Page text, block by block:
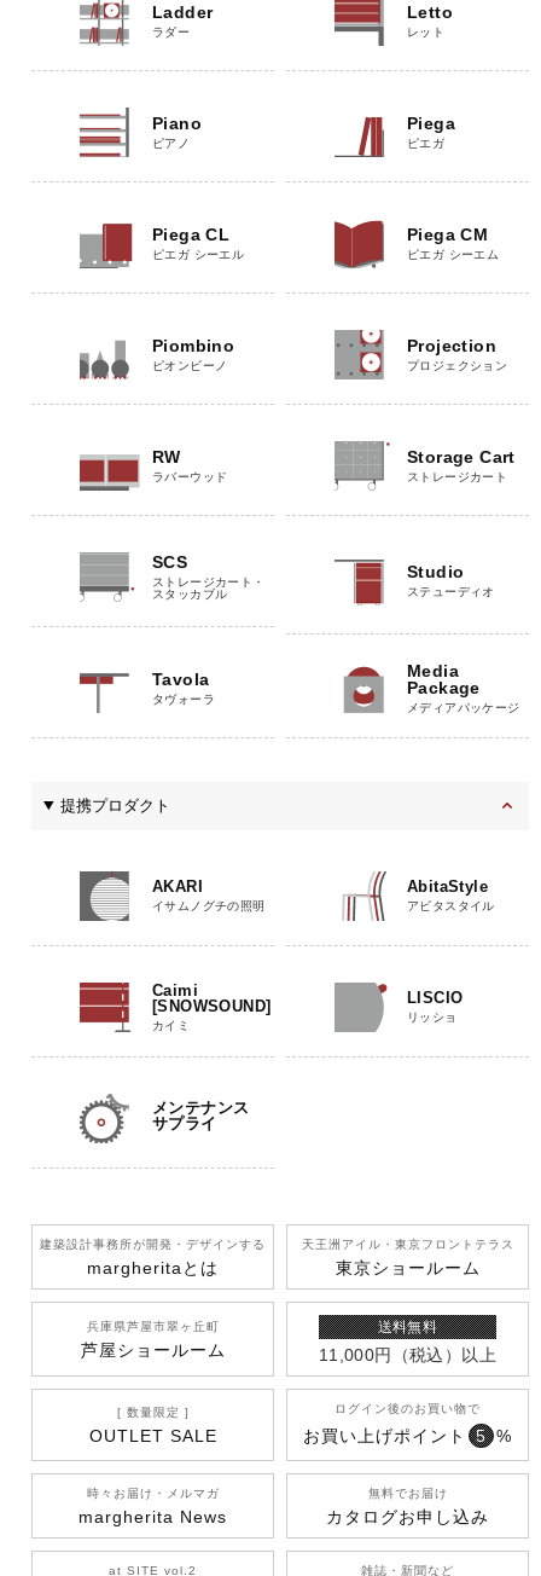
Ladder
ラダー
Letto
レット
Piano
ピアノ
Piega
ピエガ
Piega CL
ピエガ シーエル
Piega CM
ピエガ シーエム
Piombino
ピオンビーノ
Projection
プロジェクション
RW
ラバーウッド
Storage Cart
ストレージカート
SCS
ストレージカート・
スタッカブル
Studio
ステューディオ
Tavola
タヴォーラ
Media
Package
メディアパッケージ
提携プロダクト
AKARI
イサムノグチの照明
AbitaStyle
アビタスタイル
Caimi
[SNOWSOUND]
カイミ
LISCIO
リッショ
メンテナンス
サプライ
建築設計事務所が開発 ・デザインする
margherita とは
天王洲アイル ・東京フロントテラス
東京ショールーム
兵庫県芦屋市翠ヶ丘町
芦屋ショールーム
送料無料
11,000円 （税込） 以上
[ 数量限定 ]
OUTLET SALE
ログイン後のお買い物で
お買い上げポイント 5 %
時々お届け・メルマガ
margherita News
無料でお届け
カタログお申し込み
at SITE vol.2 雑誌・新聞など